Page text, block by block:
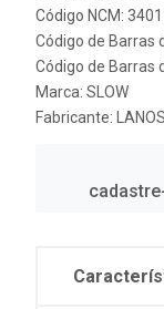
Código NCM:
Código de Barras
Código de Barras
Marca: SLOW
Fabricante: